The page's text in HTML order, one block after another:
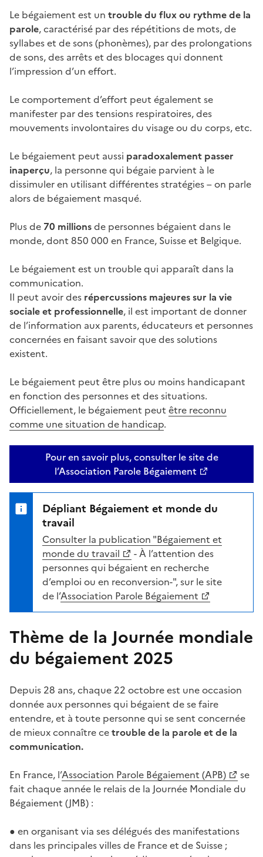
Le bégaiement est un trouble du flux ou rythme de la
parole, caractérisé par des répétitions de mots, de
syllabes et de sons (phonèmes), par des prolongations
de sons, des arrêts et des blocages qui donnent
l’impression d’un effort.
Le comportement d’effort peut également se
manifester par des tensions respiratoires, des
mouvements involontaires du visage ou du corps, etc.
Le bégaiement peut aussi paradoxalement passer
inaperçu, la personne qui bégaie parvient à le
dissimuler en utilisant différentes stratégies – on parle
alors de bégaiement masqué.
Plus de 70 millionsde personnes bégaient dans le
monde, dont 850 000 en France, Suisse et Belgique.
Le bégaiement est un trouble qui apparaît dans la
communication.
Il peut avoir des répercussions majeures sur la vie
sociale et professionnelle, il est important de donner
de l’information aux parents, éducateurs et personnes
concernées en faisant savoir que des solutions
existent.
Le bégaiement peut être plus ou moins handicapant
en fonction des personnes et des situations.
Officiellement, le bégaiement peut être reconnu
comme une situation de handicap.
Pour en savoir plus, consulter le site de
l’Association Parole Bégaiement
Dépliant Bégaiement et monde du
travail
Consulter la publication "Bégaiement et
monde du travail
- À l’attention des
personnes qui bégaient en recherche
d’emploi ou en reconversion-", sur le site
de l’Association Parole Bégaiement
Thème de la Journée mondiale
du bégaiement 2025
Depuis 28 ans, chaque 22 octobre est une occasion
donnée aux personnes qui bégaient de se faire
entendre, et à toute personne qui se sent concernée
de mieux connaître cetrouble de la parole et de la
communication.
En France, l’Association Parole Bégaiement (APB)
se
fait chaque année le relais de la Journée Mondiale du
Bégaiement (JMB) :
● en organisant via ses délégués des manifestations
dans les principales villes de France et de Suisse ;